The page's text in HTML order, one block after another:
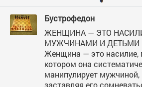
Бустрофедон
ЖЕНЩИНА — ЭТО
МУЖЧИНАМИ И ДЕТЬМИ
Женщина — это насилие,
котором она
манипулирует мужчиной,